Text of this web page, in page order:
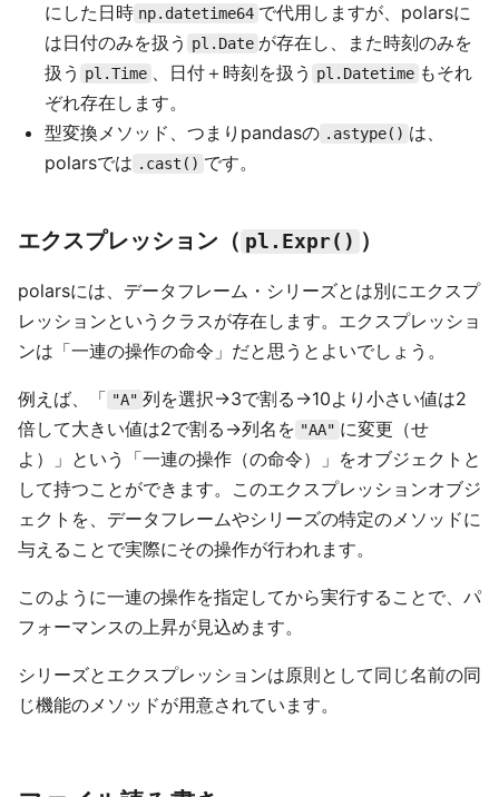
にした日時 np.datetime64 で代用しますが、polarsに
は日付のみを扱う pl.Date が存在し、また時刻のみを
扱う pl.Time 、日付＋時刻を扱う pl.Datetime もそれ
ぞれ存在します。
型変換メソッド、つまりpandasの .astype() は、
polarsでは .cast() です。
エクスプレッション（ pl.Expr() ）
polarsには、データフレーム・シリーズとは別にエクスプ
レッションというクラスが存在します。エクスプレッショ
ンは「一連の操作の命令」だと思うとよいでしょう。
例えば、「 "A" 列を選択→3で割る→10より小さい値は2
倍して大きい値は2で割る→列名を "AA" に変更（せ
よ）」という「一連の操作（の命令）」をオブジェクトと
して持つことができます。このエクスプレッションオブジ
ェクトを、データフレームやシリーズの特定のメソッドに
与えることで実際にその操作が行われます。
このように一連の操作を指定してから実行することで、パ
フォーマンスの上昇が見込めます。
シリーズとエクスプレッションは原則として同じ名前の同
じ機能のメソッドが用意されています。